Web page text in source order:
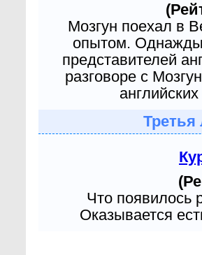
Мозгун поехал в
опытом. Однажды
представителей
разговоре с
Третья
Что появилось
Оказывается